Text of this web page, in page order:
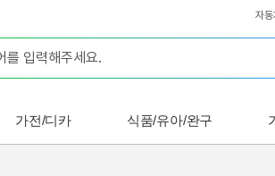
자
가전/디카 식품/유아/완구